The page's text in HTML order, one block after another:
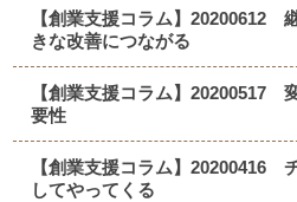
【創業支援コラム】20200612
きな改善につながる
【創業支援コラム】20200517
要性
【創業支援コラム】20200416
してやってくる